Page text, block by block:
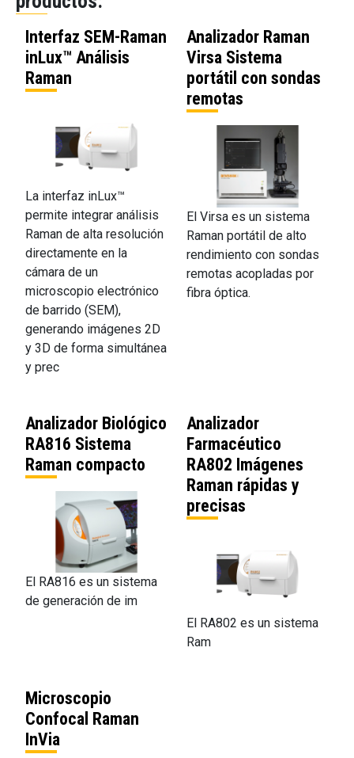
Interfaz SEM-Raman
inLux™ Análisis
Raman
La interfaz inLux™
permite integrar análisis
Raman de alta resolución
directamente en la
cámara de un
microscopio electrónico
de barrido (SEM),
generando imágenes 2D
y 3D de forma simultánea
y prec
Analizador Raman
Virsa Sistema
portátil con sondas
remotas
El Virsa es un sistema
Raman portátil de alto
rendimiento con sondas
remotas acopladas por
fibra óptica.
Analizador Biológico
RA816 Sistema
Raman compacto
El RA816 es un sistema
de generación de im
Analizador
Farmacéutico
RA802 Imágenes
Raman rápidas y
precisas
El RA802 es un sistema
Ram
Microscopio
Confocal Raman
InVia